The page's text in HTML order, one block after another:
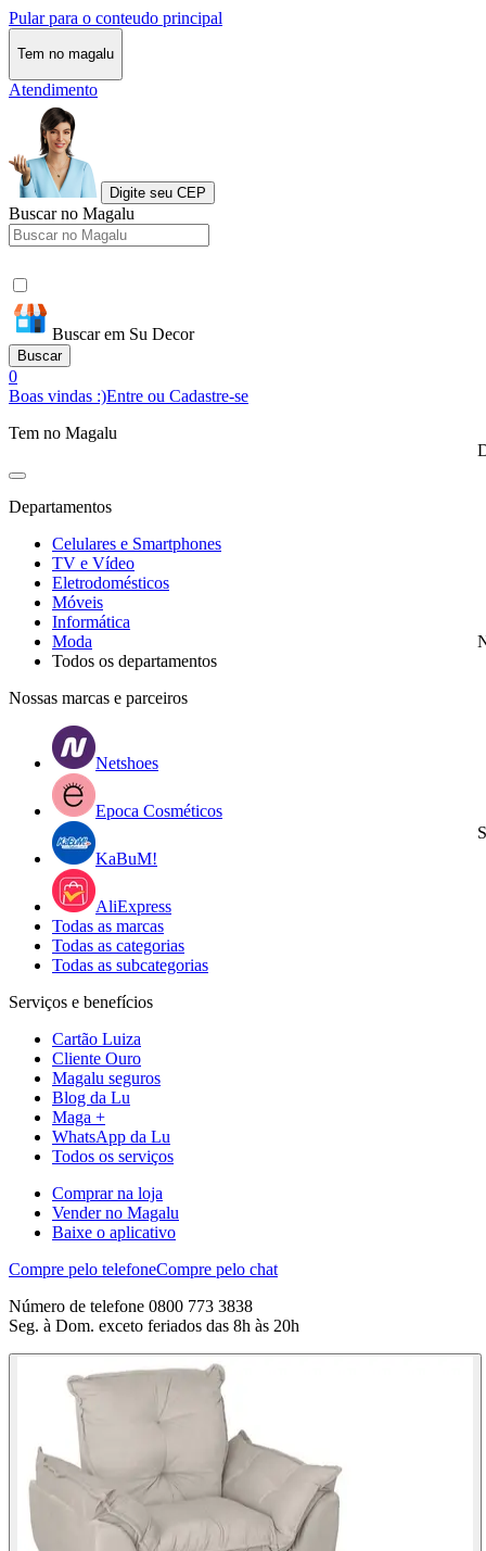
Pular para o conteudo principal
Tem no magalu
Atendimento
Digite seu CEP
Buscar no Magalu
Buscar em Su Decor
Buscar
0
Boas vindas :)Entre ou Cadastre-se
Tem no Magalu
Departamentos
Celulares e Smartphones
TV e Vídeo
Eletrodomésticos
Móveis
Informática
Moda
Todos os departamentos
Nossas marcas e parceiros
Netshoes
Epoca Cosméticos
KaBuM!
AliExpress
Todas as marcas
Todas as categorias
Todas as subcategorias
Serviços e benefícios
Cartão Luiza
Cliente Ouro
Magalu seguros
Blog da Lu
Maga +
WhatsApp da Lu
Todos os serviços
Comprar na loja
Vender no Magalu
Baixe o aplicativo
Compre pelo telefoneCompre pelo chat
Número de telefone 0800 773 3838
Seg. à Dom. exceto feriados das 8h às 20h